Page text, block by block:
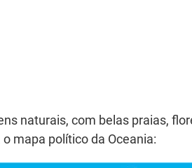
naturais, com belas praias,
mapa político da Oceania: